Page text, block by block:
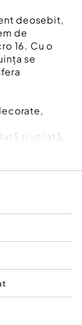
deosebit,
de
16. Cu o
se
și utilată,
o
agitația
de facilități
transport.
care își
cu